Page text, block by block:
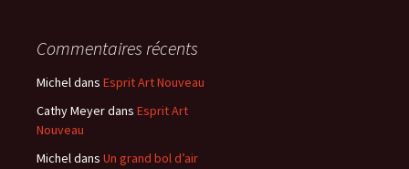
Commentaires récents
Micheldans Esprit Art Nouveau
Cathy Meyerdans Esprit Art
Nouveau
Micheldans Un grand bol d’air